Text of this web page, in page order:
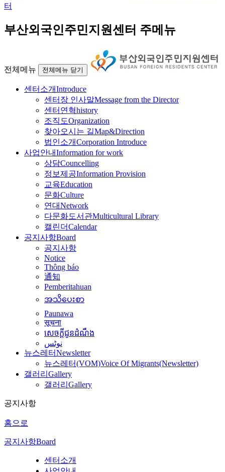
터
부산외국인주민지원센터 주메뉴
전체메뉴 전체메뉴 닫기
센터소개Introduce
센터장 인사말Message from the Director
센터연혁history
조직도Organization
찾아오시는 길Map&Direction
법인소개Corporation Introduce
사업안내Information for work
상담Councelling
정보제공Information Provision
교육Education
문화Culture
연대Network
다문화도서관Multicultural Library
캘린더Calendar
공지사항Board
공지사항
Notice
Thông báo
通知
Pemberitahuan
အသိပေးစာ
Paunawa
सूचना
សេចក្តីជូនដំណឹង
نوٹس
뉴스레터Newsletter
뉴스레터(VOM)Voice Of Migrants(Newsletter)
갤러리 Gallery
갤러리 Gallery
공지사항
홈으로
공지사항Board
센터소개